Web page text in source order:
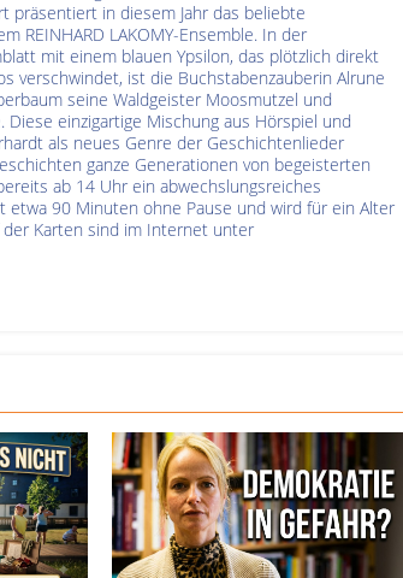
präsentiert in diesem Jahr das beliebte
REINHARD LAKOMY-Ensemble. In der
mit einem blauen Ypsilon, das plötzlich direkt
verschwindet, ist die Buchstabenzauberin Alrune
seine Waldgeister Moosmutzel und
einzigartige Mischung aus Hörspiel und
als neues Genre der Geschichtenlieder
ganze Generationen von begeisterten
ab 14 Uhr ein abwechslungsreiches
etwa 90 Minuten ohne Pause und wird für ein Alter
der Karten sind im Internet unter